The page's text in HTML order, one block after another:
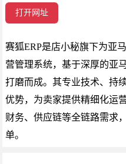
打开网址
赛狐ERP是店小秘旗下为亚
营管理系统，基于深厚的亚
打磨而成。其专业技术、持
优势，为卖家提供精细化运
财务、供应链等全链路需求
单。